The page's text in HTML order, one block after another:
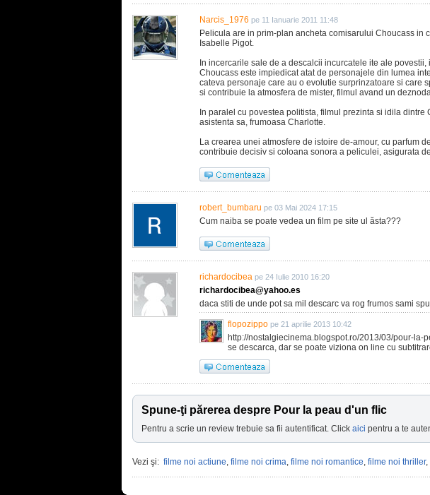
Narcis_1976 pe 11 Ianuarie 2011 11:48
Pelicula are in prim-plan ancheta comisarului Choucass in
Isabelle Pigot.
In incercarile sale de a descalcii incurcatele ite ale povestii,
Choucass este impiedicat atat de personajele din lumea
cateva personaje care au o evolutie surprinzatoare si care
si contribuie la atmosfera de mister, filmul avand un
In paralel cu povestea politista, filmul prezinta si idila dintre
asistenta sa, frumoasa Charlotte.
La crearea unei atmosfere de istoire de-amour, cu parfum
contribuie decisiv si coloana sonora a peliculei, asigurata
robert_bumbaru pe 03 Mai 2024 17:15
Cum naiba se poate vedea un film pe site ul ăsta???
richardocibea pe 24 Iulie 2010 16:20
richardocibea@yahoo.es
daca stiti de unde pot sa mil descarc va rog frumos sami
flopozippo pe 21 aprilie 2013 10:42
http://nostalgiecinema.blogspot.ro/2013/03/pour-la-
se descarca, dar se poate viziona on line cu
Spune-ţi părerea despre Pour la peau d'un flic
Pentru a scrie un review trebuie sa fii autentificat. Click aici pentru a te
Vezi şi: filme noi actiune, filme noi crima, filme noi romantice, filme noi thriller,